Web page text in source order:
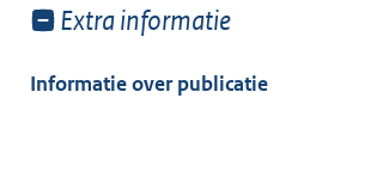
Toon
van:
Extra informatie
Informatie over publicatie